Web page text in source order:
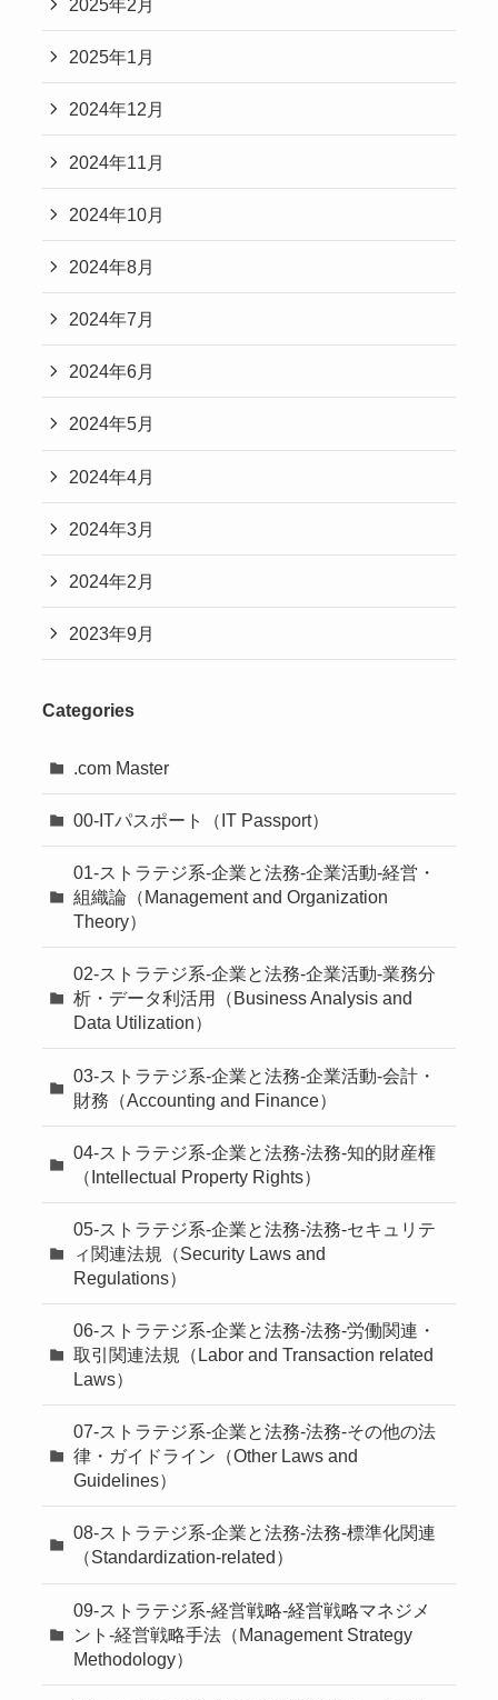
2025年2月
2025年1月
2024年12月
2024年11月
2024年10月
2024年8月
2024年7月
2024年6月
2024年5月
2024年4月
2024年3月
2024年2月
2023年9月
Categories
.com Master
00-ITパスポート（IT Passport）
01-ストラテジ系-企業と法務-企業活動-経営・
組織論（Management and Organization
Theory）
02-ストラテジ系-企業と法務-企業活動-業務分
析・データ利活用（Business Analysis and
Data Utilization）
03-ストラテジ系-企業と法務-企業活動-会計・
財務（Accounting and Finance）
04-ストラテジ系-企業と法務-法務-知的財産権
（Intellectual Property Rights）
05-ストラテジ系-企業と法務-法務-セキュリテ
ィ関連法規（Security Laws and
Regulations）
06-ストラテジ系-企業と法務-法務-労働関連・
取引関連法規（Labor and Transaction related
Laws）
07-ストラテジ系-企業と法務-法務-その他の法
律・ガイドライン（Other Laws and
Guidelines）
08-ストラテジ系-企業と法務-法務-標準化関連
（Standardization-related）
09-ストラテジ系-経営戦略-経営戦略マネジメ
ント-経営戦略手法（Management Strategy
Methodology）